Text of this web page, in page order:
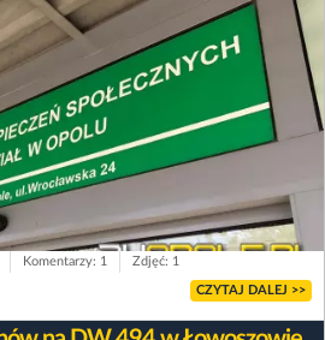
Komentarzy: 1 Zdjęć: 1
CZYTAJ DALEJ >>